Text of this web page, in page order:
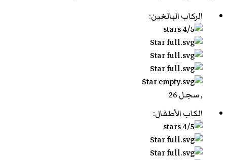
الركاب البالغين:
, سجل 26
الكاب الأطفال: